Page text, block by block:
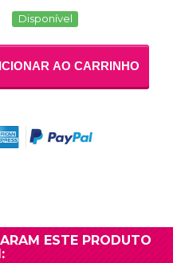
Disponível
AO CARRINHO
ESTE PRODUTO